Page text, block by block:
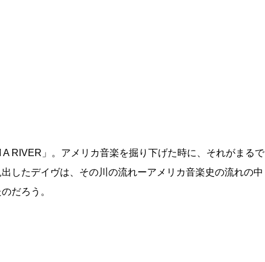
RIVER」。アメリカ音楽を掘り下げた時に、それがまるで
したデイヴは、その川の流れーアメリカ音楽史の流れの中
だろう。